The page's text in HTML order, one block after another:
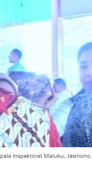
Inspektorat Maluku, Jasmono.